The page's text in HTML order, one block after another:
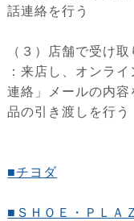
話連絡を行う
（３）店舗で受け取
：来店し、オンラ
連絡」メールの内
品の引き渡しを行う
■チヨダ
■ＳＨＯＥ・ＰＬＡ